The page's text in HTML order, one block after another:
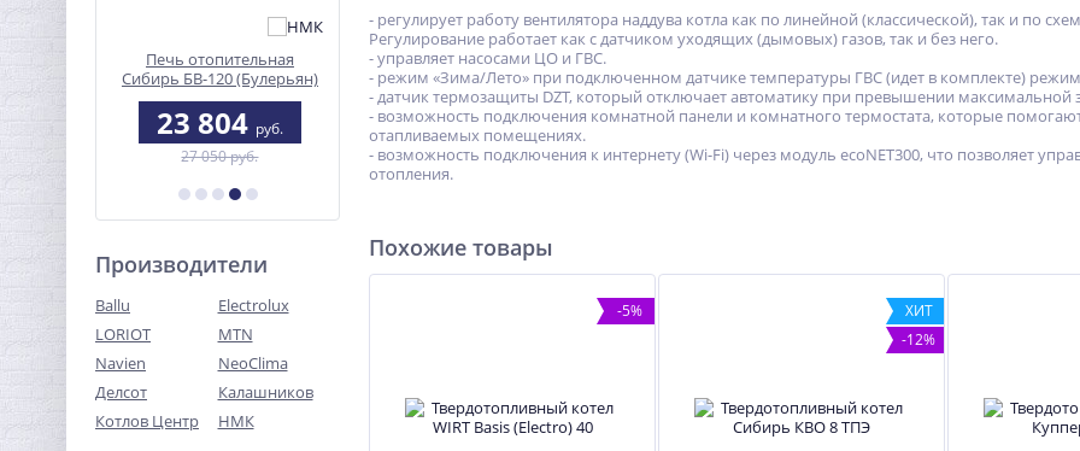
20
Печь отопительная
Сибирь БВ-120 (Булерьян)
23 804 руб.
27 050 руб.
Конвектор электрический
ЭВУС-1,0
4 780руб.
WIRT Smart 15
99 370 руб.
104 600 руб.
Производители
Ballu
Electrolux
LORIOT
MTN
Navien
NeoClima
Делсот
Калашников
Котлов Центр
НМК
- регулирует работу вентилятора наддува котла как по линейной (классической), так и по
Регулирование работает как с датчиком уходящих (дымовых) газов, так и без него.
- управляет насосами ЦО и ГВС.
- режим «Зима/Лето» при подключенном датчике температуры ГВС (идет в комплекте)
- датчик термозащиты DZT, который отключает автоматику при превышении максимальной
- возможность подключения комнатной панели и комнатного термостата, которые
отапливаемых помещениях.
- возможность подключения к интернету (Wi-Fi) через модуль ecoNET300, что позволяет
отопления.
Похожие товары
-5%
ХИТ
-12%